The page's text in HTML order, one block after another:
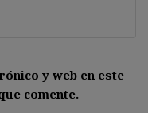
y web en este
comente.